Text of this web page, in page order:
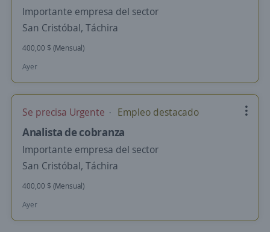
Importante empresa del sector
San Cristóbal, Táchira
400,00 $ (Mensual)
Ayer
Se precisa Urgente Empleo destacado
Analista de cobranza
Importante empresa del sector
San Cristóbal, Táchira
400,00 $ (Mensual)
Ayer